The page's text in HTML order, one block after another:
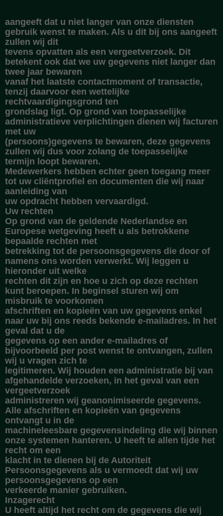
aangeeft dat u niet langer van onze diensten
gebruik wenst te maken. Als u dit bij ons aangeeft
zullen wij dit
tevens opvatten als een vergeetverzoek. Dit
betekent ook dat we uw gegevens niet langer dan
twee jaar bewaren
vanaf het laatste contactmoment of transactie,
tenzij daarvoor een wettelijke
rechtvaardigingsgrond ten
grondslag ligt. Op grond van toepasselijke
administratieve verplichtingen dienen wij facturen
met uw
(persoons)gegevens te bewaren, deze gegevens
zullen wij dus voor zolang de toepasselijke
termijn loopt bewaren.
Medewerkers hebben echter geen toegang meer
tot uw cliëntprofiel en documenten die wij naar
aanleiding van
uw opdracht hebben vervaardigd.
Uw rechten
Op grond van de geldende Nederlandse en
Europese wetgeving heeft u als betrokkene
bepaalde rechten met
betrekking tot de persoonsgegevens die door of
namens ons worden verwerkt. Wij leggen u
hieronder uit welke
rechten dit zijn en hoe u zich op deze rechten
kunt beroepen. In beginsel sturen wij om
misbruik te voorkomen
afschriften en kopieën van uw gegevens enkel
naar uw bij ons reeds bekende e-mailadres. In het
geval dat u de
gegevens op een ander e-mailadres of
bijvoorbeeld per post wenst te ontvangen, zullen
wij u vragen zich te
legitimeren. Wij houden een administratie bij van
afgehandelde verzoeken, in het geval van een
vergeetverzoek
administreren wij geanonimiseerde gegevens.
Alle afschriften en kopieën van gegevens
ontvangt u in de
machineleesbare gegevensindeling die wij binnen
onze systemen hanteren. U heeft te allen tijde het
recht om een
klacht in te dienen bij de Autoriteit
Persoonsgegevens als u vermoedt dat wij uw
persoonsgegevens op een
verkeerde manier gebruiken.
Inzagerecht
U heeft altijd het recht om de gegevens die wij